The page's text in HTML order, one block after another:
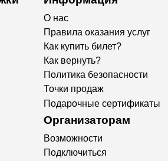
О нас
Правила оказания услуг
Как купить билет?
Как вернуть?
Политика безопасности
Точки продаж
Подарочные сертификаты
Организаторам
Возможности
Подключиться